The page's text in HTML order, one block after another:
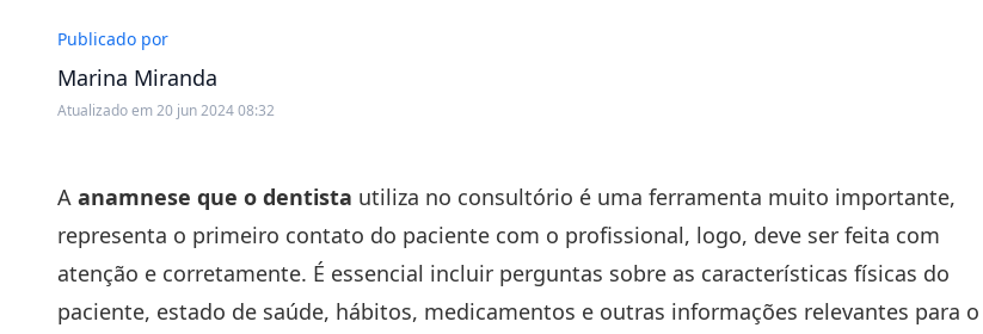
Publicado por
Marina Miranda
Atualizado em 20 jun 2024 08:32
A anamnese que o dentista utiliza no consultório é uma ferramenta muito importante,
representa o primeiro contato do paciente com o profissional, logo, deve ser feita com
atenção e corretamente. É essencial incluir perguntas sobre as características físicas do
paciente, estado de saúde, hábitos, medicamentos e outras informações relevantes para o